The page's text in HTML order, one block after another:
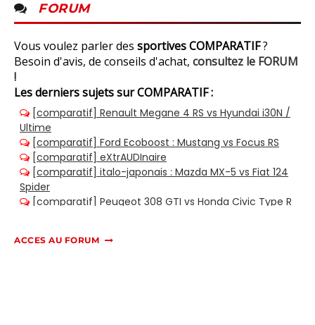
FORUM
Vous voulez parler des sportives COMPARATIF?
Besoin d'avis, de conseils d'achat, consultez le FORUM
!
Les derniers sujets sur COMPARATIF :
ACCES AU FORUM